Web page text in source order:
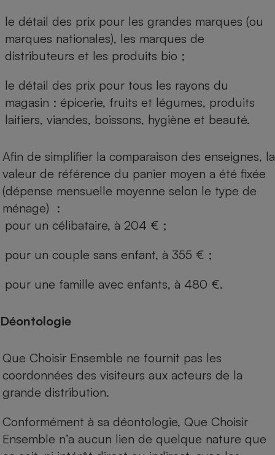
le détail des prix pour les grandes marques (ou
marques nationales), les marques de
distributeurs et les produits bio ;
le détail des prix pour tous les rayons du
magasin : épicerie, fruits et légumes, produits
laitiers, viandes, boissons, hygiène et beauté.
Afin de simplifier la comparaison des enseignes, la
valeur de référence du panier moyen a été fixée
(dépense mensuelle moyenne selon le type de
ménage) :
pour un célibataire, à 204 € ;
pour un couple sans enfant, à 355 € ;
pour une famille avec enfants, à 480 €.
Déontologie
Que Choisir Ensemble ne fournit pas les
coordonnées des visiteurs aux acteurs de la
grande distribution.
Conformément à sa déontologie, Que Choisir
Ensemble n’a aucun lien de quelque nature que